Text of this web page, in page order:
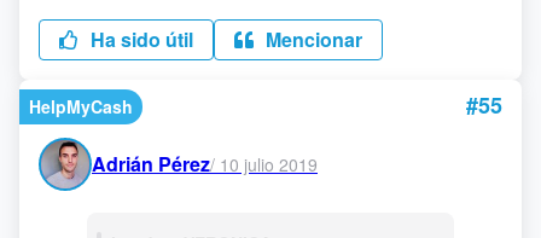
Ha sido útil Mencionar
HelpMyCash #55
Adrián Pérez/ 10 julio 2019